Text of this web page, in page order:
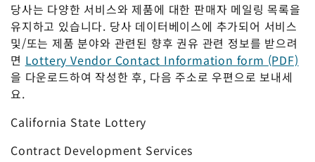
당사는 다양한 서비스와 제품에 대한 판매자 메일링 목록을
유지하고 있습니다. 당사 데이터베이스에 추가되어 서비스
및/또는 제품 분야와 관련된 향후 권유 관련 정보를 받으려
면 Lottery Vendor Contact Information form (PDF)
을 다운로드하여 작성한 후, 다음 주소로 우편으로 보내세
요.
California State Lottery
Contract Development Services